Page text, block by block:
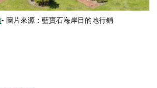
- 圖片來源：藍寶石海岸目的地行銷